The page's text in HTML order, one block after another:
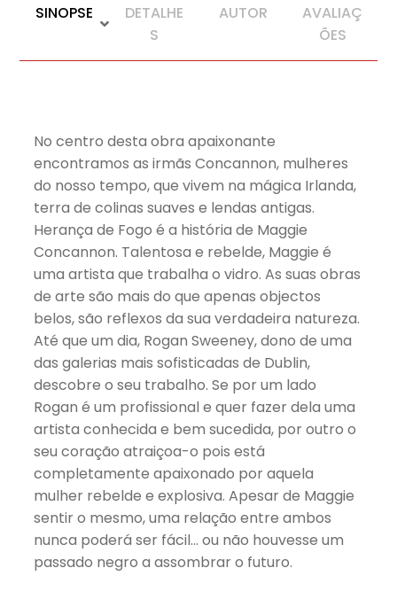
SINOPSE
DETALHE
S
AUTOR
AVALIAÇ
ÕES
No centro desta obra apaixonante
encontramos as irmãs Concannon, mulheres
do nosso tempo, que vivem na mágica Irlanda,
terra de colinas suaves e lendas antigas.
Herança de Fogo é a história de Maggie
Concannon. Talentosa e rebelde, Maggie é
uma artista que trabalha o vidro. As suas obras
de arte são mais do que apenas objectos
belos, são reflexos da sua verdadeira natureza.
Até que um dia, Rogan Sweeney, dono de uma
das galerias mais sofisticadas de Dublin,
descobre o seu trabalho. Se por um lado
Rogan é um profissional e quer fazer dela uma
artista conhecida e bem sucedida, por outro o
seu coração atraiçoa-o pois está
completamente apaixonado por aquela
mulher rebelde e explosiva. Apesar de Maggie
sentir o mesmo, uma relação entre ambos
nunca poderá ser fácil… ou não houvesse um
passado negro a assombrar o futuro.